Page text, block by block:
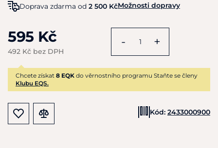
Doprava zdarma od 2 500 KčMožnosti dopravy
595 Kč
492 Kč bez DPH
- +
Chcete získat 8 EQK do věrnostního programu Staňte se členy
Klubu EQS.
Kód: 2433000900